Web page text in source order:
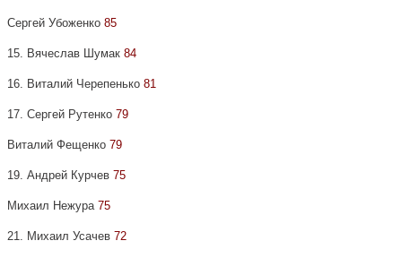
Сергей Убоженко 85
15. Вячеслав Шумак 84
16. Виталий Черепенько 81
17. Сергей Рутенко 79
Виталий Фещенко 79
19. Андрей Курчев 75
Михаил Нежура 75
21. Михаил Усачев 72